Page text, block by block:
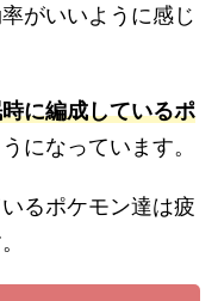
がいいように感じ
に編成しているポ
になっています。
るポケモン達は疲